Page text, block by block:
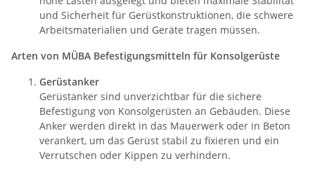
und Sicherheit für Gerüstkonstruktionen, die schwere
Arbeitsmaterialien und Geräte tragen müssen.
Arten von MÜBA Befestigungsmitteln für Konsolgerüste
Gerüstanker
Gerüstanker sind unverzichtbar für die sichere
Befestigung von Konsolgerüsten an Gebäuden. Diese
Anker werden direkt in das Mauerwerk oder in Beton
verankert, um das Gerüst stabil zu fixieren und ein
Verrutschen oder Kippen zu verhindern.